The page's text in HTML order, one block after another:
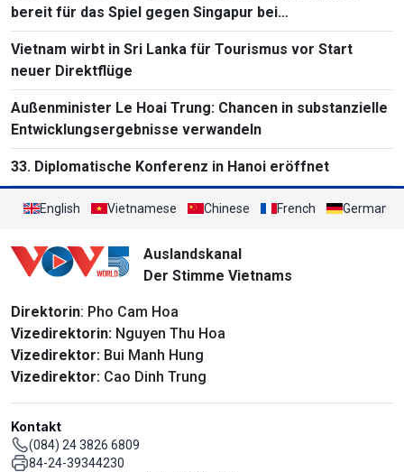
bereit für das Spiel gegen Singapur bei
Südostasienmeisterschaft 2026
Vietnam wirbt in Sri Lanka für Tourismus vor Start
neuer Direktflüge
Außenminister Le Hoai Trung: Chancen in substanzielle
Entwicklungsergebnisse verwandeln
33. Diplomatische Konferenz in Hanoi eröffnet
English Vietnamese Chinese French German
Auslandskanal
Der Stimme Vietnams
Direktorin: Pho Cam Hoa
Vizedirektorin: Nguyen Thu Hoa
Vizedirektor: Bui Manh Hung
Vizedirektor: Cao Dinh Trung
Kontakt
(084) 24 3826 6809
84-24-39344230